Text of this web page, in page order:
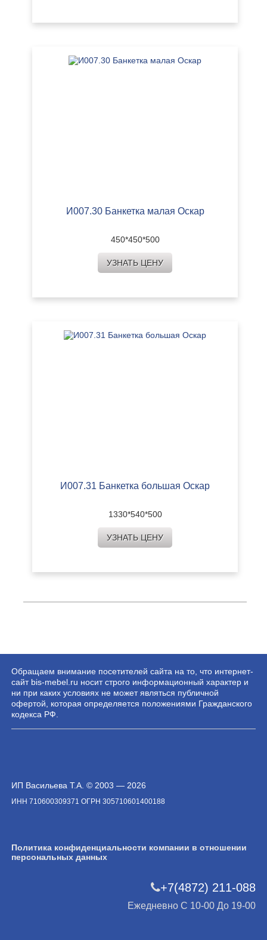
И007.30 Банкетка малая Оскар
450*450*500
УЗНАТЬ ЦЕНУ
И007.31 Банкетка большая Оскар
1330*540*500
УЗНАТЬ ЦЕНУ
Обращаем внимание посетителей сайта на то, что интернет-
сайт bis-mebel.ru носит строго информационный характер и
ни при каких условиях не может являться публичной
офертой, которая определяется положениями Гражданского
кодекса РФ.
ИП Васильева Т.А. © 2003 — 2026
ИНН 710600309371 ОГРН 305710601400188
Политика конфиденциальности компании в отношении
персональных данных
+7(4872) 211-088
Ежедневно С 10-00 До 19-00